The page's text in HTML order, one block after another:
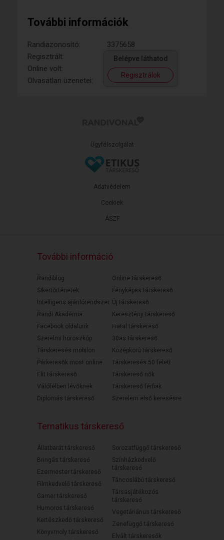
További információk
Randiazonosító:
3375658
Regisztrált:
Online volt:
Olvasatlan üzenetei:
Belépve láthatod
Regisztrálok
Ügyfélszolgálat
ÁSZF
Adatvédelem
Cookiek
További információ
Randiblog
Sikertörténetek
Intelligens ajánlórendszer
Randi Akadémia
Facebook oldalunk
Szerelmi horoszkóp
Társkeresés mobilon
Párkeresők most online
Elit társkereső
Válófélben lévőknek
Diplomás társkereső
Online társkereső
Fényképes társkereső
Új társkereső
Keresztény társkereső
Fiatal társkereső
30as társkereső
Középkorú társkereső
Társkeresés 50 felett
Társkereső nők
Társkereső férfiak
Szerelem első keresésre
Tematikus társkereső
Állatbarát társkereső
Bringás társkereső
Ezermester társkereső
Filmkedvelő társkereső
Gamer társkereső
Humoros társkereső
Kertészkedő társkereső
Könyvmoly társkereső
Sorozatfüggő társkereső
Színházkedvelő
társkereső
Táncoslábú társkereső
Társasjátékozós
társkereső
Vegetáriánus társkereső
Zenefüggő társkereső
Elvált társkeresők